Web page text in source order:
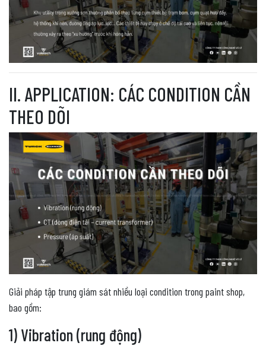
II. APPLICATION: CÁC CONDITION CẦN
THEO DÕI
Giải pháp tập trung giám sát nhiều loại condition trong paint shop,
bao gồm:
1) Vibration (rung động)